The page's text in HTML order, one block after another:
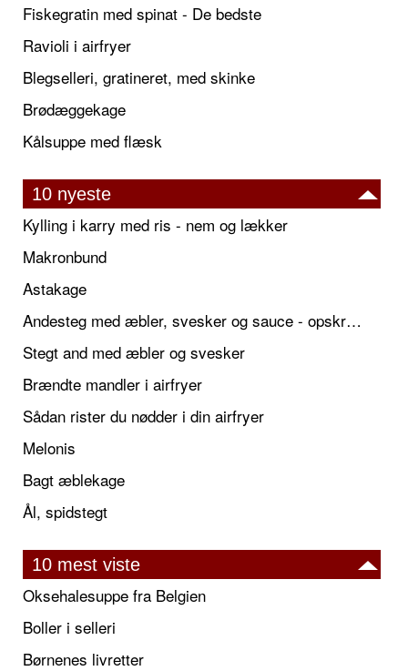
Fiskegratin med spinat - De bedste
Ravioli i airfryer
Blegselleri, gratineret, med skinke
Brødæggekage
Kålsuppe med flæsk
10 nyeste
Kylling i karry med ris - nem og lækker
Makronbund
Astakage
Andesteg med æbler, svesker og sauce - opskrift også til jul
Stegt and med æbler og svesker
Brændte mandler i airfryer
Sådan rister du nødder i din airfryer
Melonis
Bagt æblekage
Ål, spidstegt
10 mest viste
Oksehalesuppe fra Belgien
Boller i selleri
Børnenes livretter